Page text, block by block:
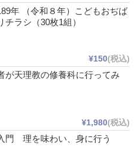
年 （令和８年）こどもおぢば
チラシ（30枚1組）
¥150(税込)
が天理教の修養科に行ってみ
¥1,980(税込)
門 理を味わい、身に行う